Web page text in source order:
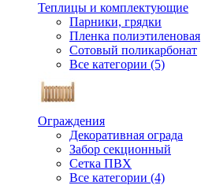
Теплицы и комплектующие
Парники, грядки
Пленка полиэтиленовая
Сотовый поликарбонат
Все категории (5)
Ограждения
Декоративная ограда
Забор секционный
Сетка ПВХ
Все категории (4)